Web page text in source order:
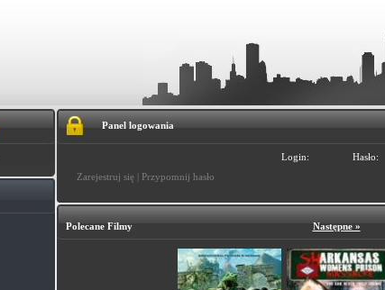
Panel logowania
Login:
Hasło:
Zarejestruj się | Przypomnij hasło
Polecane Filmy Następne »